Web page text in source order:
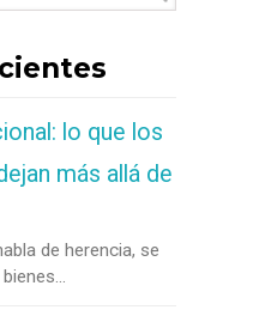
lo que los
más allá de
de herencia, se